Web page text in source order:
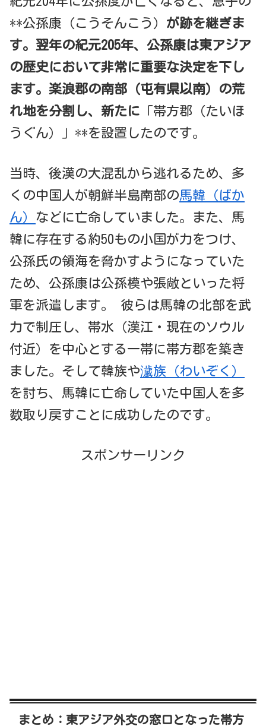
**公孫康（こうそんこう） が跡を継ぎま
す。 翌年の紀元205年、公孫康は東アジア
の歴史において非常に重要な決定を下し
ます。楽浪郡の南部（屯有県以南）の荒
れ地を分割し、新たに 「帯方郡（たいほ
うぐん）」**を設置したのです。
当時、後漢の大混乱から逃れるため、多
くの中国人が朝鮮半島南部の馬韓（ばか
ん） などに亡命していました。また、馬
韓に存在する約50もの小国が力をつけ、
公孫氏の領海を脅かすようになっていた
ため、公孫康は公孫模や張敞といった将
軍を派遣します。 彼らは馬韓の北部を武
力で制圧し、帯水（漢江・現在のソウル
付近）を中心とする一帯に帯方郡を築き
ました。そして韓族や濊族（わいぞく）
を討ち、馬韓に亡命していた中国人を多
数取り戻すことに成功したのです。
スポンサーリンク
まとめ：東アジア外交の窓口となった帯方